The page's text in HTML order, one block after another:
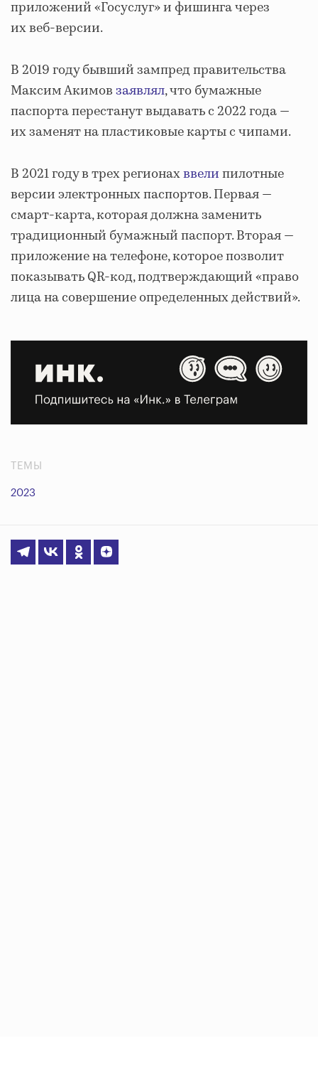
приложений «Госуслуг» и фишинга через
их веб-версии.
В 2019 году бывший зампред правительства
Максим Акимовзаявлял, что бумажные
паспорта перестанут выдавать с 2022 года —
их заменят на пластиковые карты с чипами.
В 2021 году в трех регионахввелипилотные
версии электронных паспортов. Первая —
смарт-карта, которая должна заменить
традиционный бумажный паспорт. Вторая —
приложение на телефоне, которое позволит
показывать QR-код, подтверждающий «право
лица на совершение определенных действий».
ТЕМЫ
2023